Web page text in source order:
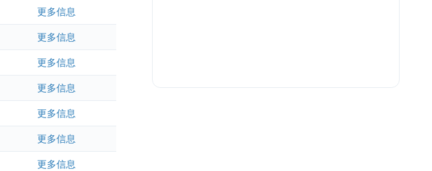
更多信息
更多信息
更多信息
更多信息
更多信息
更多信息
更多信息